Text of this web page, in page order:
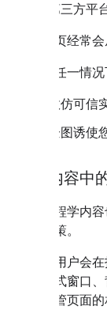
第三方平
如果网页经常
在下列任一情
效仿可
企图诱
内嵌内容中
社会工程学内
面的政策。
有时，用户会
过弹出式窗口
违反托管页面